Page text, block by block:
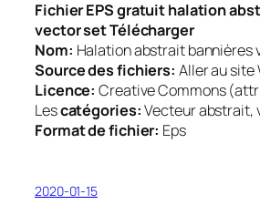
Fichier EPS gratuit halation
vector set Télécharger
Nom: Halation abstrait bannières
Source des fichiers: Aller au site
Licence: Creative Commons
Lescatégories:Vecteur abstrait,
Format de fichier: Eps
2020-01-15